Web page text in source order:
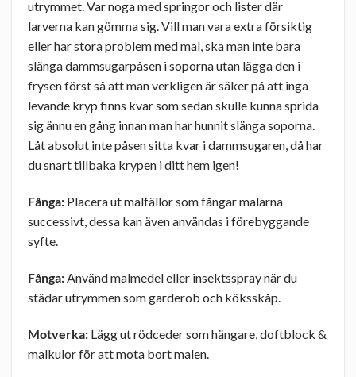
utrymmet. Var noga med springor och lister där
larverna kan gömma sig. Vill man vara extra försiktig
eller har stora problem med mal, ska man inte bara
slänga dammsugarpåsen i soporna utan lägga den i
frysen först så att man verkligen är säker på att inga
levande kryp finns kvar som sedan skulle kunna sprida
sig ännu en gång innan man har hunnit slänga soporna.
Låt absolut inte påsen sitta kvar i dammsugaren, då har
du snart tillbaka krypen i ditt hem igen!
Fånga:Placera ut malfällor som fångar malarna
successivt, dessa kan även användas i förebyggande
syfte.
Fånga:Använd malmedel eller insektsspray när du
städar utrymmen som garderob och köksskåp.
Motverka:Lägg ut rödceder som hängare, doftblock &
malkulor för att mota bort malen.